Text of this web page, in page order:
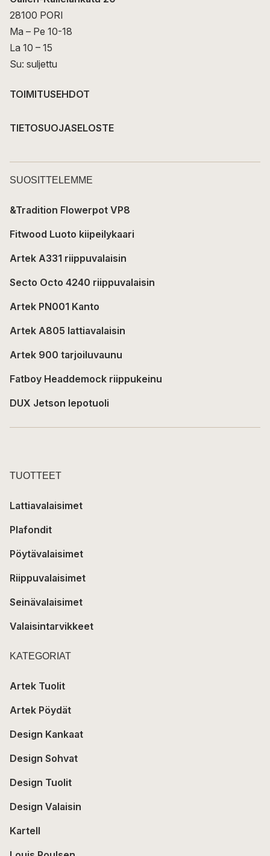
28100 PORI
Ma – Pe 10-18
La 10 – 15
Su: suljettu
TOIMITUSEHDOT
TIETOSUOJASELOSTE
SUOSITTELEMME
&Tradition Flowerpot VP8
Fitwood Luoto kiipeilykaari
Artek A331 riippuvalaisin
Secto Octo 4240 riippuvalaisin
Artek PN001 Kanto
Artek A805 lattiavalaisin
Artek 900 tarjoiluvaunu
Fatboy Headdemock riippukeinu
DUX Jetson lepotuoli
TUOTTEET
Lattiavalaisimet
Plafondit
Pöytävalaisimet
Riippuvalaisimet
Seinävalaisimet
Valaisintarvikkeet
KATEGORIAT
Artek Tuolit
Artek Pöydät
Design Kankaat
Design Sohvat
Design Tuolit
Design Valaisin
Kartell